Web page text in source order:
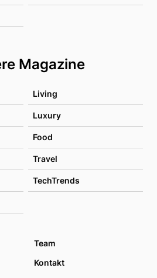
Magazine
Living
Luxury
Food
Travel
TechTrends
Team
Kontakt